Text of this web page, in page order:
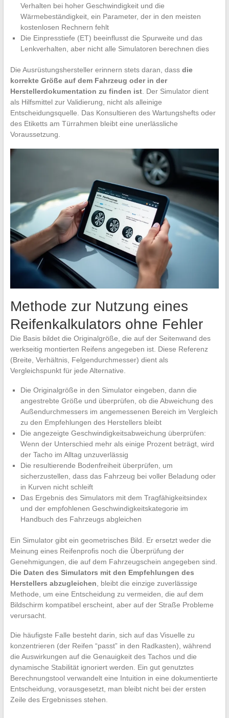
Verhalten bei hoher Geschwindigkeit und die
Wärmebeständigkeit, ein Parameter, der in den meisten
kostenlosen Rechnern fehlt
Die Einpresstiefe (ET) beeinflusst die Spurweite und das
Lenkverhalten, aber nicht alle Simulatoren berechnen dies
Die Ausrüstungshersteller erinnern stets daran, dass die
korrekte Größe auf dem Fahrzeug oder in der
Herstellerdokumentation zu finden ist. Der Simulator dient
als Hilfsmittel zur Validierung, nicht als alleinige
Entscheidungsquelle. Das Konsultieren des Wartungshefts oder
des Etiketts am Türrahmen bleibt eine unerlässliche
Voraussetzung.
Methode zur Nutzung eines
Reifenkalkulators ohne Fehler
Die Basis bildet die Originalgröße, die auf der Seitenwand des
werkseitig montierten Reifens angegeben ist. Diese Referenz
(Breite, Verhältnis, Felgendurchmesser) dient als
Vergleichspunkt für jede Alternative.
Die Originalgröße in den Simulator eingeben, dann die
angestrebte Größe und überprüfen, ob die Abweichung des
Außendurchmessers im angemessenen Bereich im Vergleich
zu den Empfehlungen des Herstellers bleibt
Die angezeigte Geschwindigkeitsabweichung überprüfen:
Wenn der Unterschied mehr als einige Prozent beträgt, wird
der Tacho im Alltag unzuverlässig
Die resultierende Bodenfreiheit überprüfen, um
sicherzustellen, dass das Fahrzeug bei voller Beladung oder
in Kurven nicht schleift
Das Ergebnis des Simulators mit dem Tragfähigkeitsindex
und der empfohlenen Geschwindigkeitskategorie im
Handbuch des Fahrzeugs abgleichen
Ein Simulator gibt ein geometrisches Bild. Er ersetzt weder die
Meinung eines Reifenprofis noch die Überprüfung der
Genehmigungen, die auf dem Fahrzeugschein angegeben sind.
Die Daten des Simulators mit den Empfehlungen des
Herstellers abzugleichen , bleibt die einzige zuverlässige
Methode, um eine Entscheidung zu vermeiden, die auf dem
Bildschirm kompatibel erscheint, aber auf der Straße Probleme
verursacht.
Die häufigste Falle besteht darin, sich auf das Visuelle zu
konzentrieren (der Reifen “passt” in den Radkasten), während
die Auswirkungen auf die Genauigkeit des Tachos und die
dynamische Stabilität ignoriert werden. Ein gut genutztes
Berechnungstool verwandelt eine Intuition in eine dokumentierte
Entscheidung, vorausgesetzt, man bleibt nicht bei der ersten
Zeile des Ergebnisses stehen.